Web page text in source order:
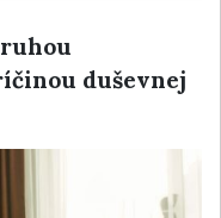
duševnej